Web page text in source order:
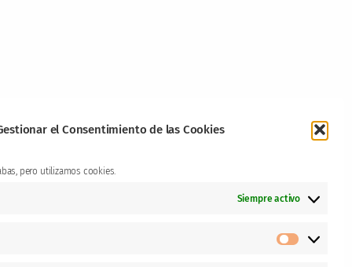
el Consentimiento de las Cookies
pero utilizamos cookies.
Siempre activo